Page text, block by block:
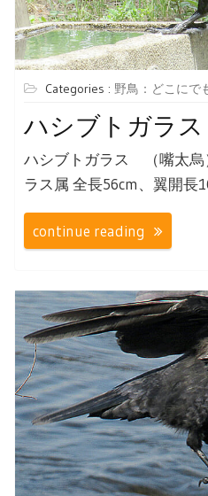
Categories : 野鳥：どこにで
ハシブトガラス
ハシブトガラス （嘴太烏
ラス属 全長56cm、翼開長
continue reading